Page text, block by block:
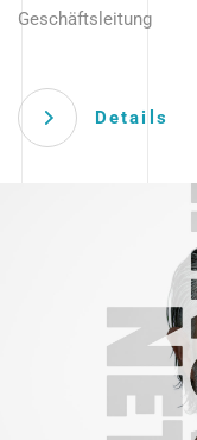
Geschäftsleitung
Details